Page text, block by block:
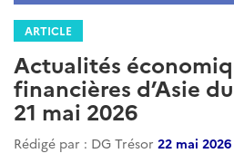
ARTICLE
Actualités
financières d’Asie
21 mai 2026
Rédigé par : DG Trésor 22 mai 2026